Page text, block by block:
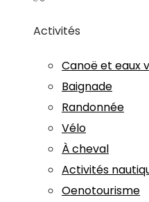
Activités
Canoë et eaux
Baignade
Randonnée
Vélo
À cheval
Activités
Oenotourisme